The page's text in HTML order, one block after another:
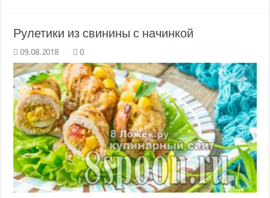
Рулетики из свинины с начинкой
0